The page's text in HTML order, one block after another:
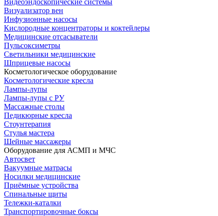
Видеоэндоскопические системы
Визуализатор вен
Инфузионные насосы
Кислородные концентраторы и коктейлеры
Медицинские отсасыватели
Пульсоксиметры
Светильники медицинские
Шприцевые насосы
Косметологическое оборудование
Косметологические кресла
Лампы-лупы
Лампы-лупы с РУ
Массажные столы
Педикюрные кресла
Стоунтерапия
Стулья мастера
Шейные массажеры
Оборудование для АСМП и МЧС
Автосвет
Вакуумные матрасы
Носилки медицинские
Приёмные устройства
Спинальные щиты
Тележки-каталки
Транспортировочные боксы